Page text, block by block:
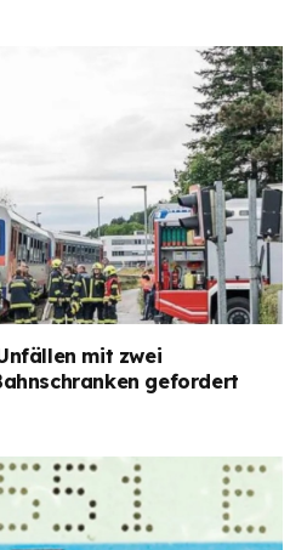
mit zwei
gefordert